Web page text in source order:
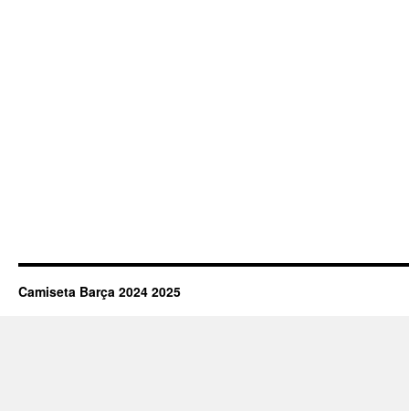
Camiseta Barça 2024 2025